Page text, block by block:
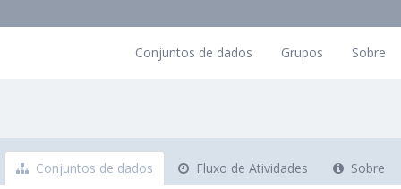
Conjuntos de dados Grupos Sobre
Conjuntos de dados Fluxo de Atividades Sobre